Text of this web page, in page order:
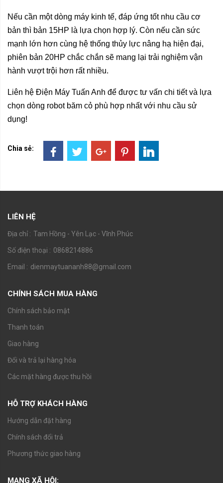
Nếu cần một dòng máy kinh tế, đáp ứng tốt nhu cầu cơ
bản thì bản 15HP là lựa chọn hợp lý. Còn nếu cần sức
mạnh lớn hơn cùng hệ thống thủy lực nâng hạ hiện đại,
phiên bản 20HP chắc chắn sẽ mang lại trải nghiệm vận
hành vượt trội hơn rất nhiều.
Liên hệ Điện Máy Tuấn Anh để được tư vấn chi tiết và lựa
chọn dòng robot băm cỏ phù hợp nhất với nhu cầu sử
dụng!
Chia sẻ:
LIÊN HỆ
Địa chỉ : Tam Hồng - Yên Lạc - Vĩnh Phúc
Số điện thoại : 0868214886
Email : dienmaytuananh88@gmail.com
CHÍNH SÁCH MUA HÀNG
Chính sách bảo mật
Thanh toán
Giao hàng
Đổi và trả lại hàng hóa
Các mặt hàng được thu hồi
HỖ TRỢ KHÁCH HÀNG
Hướng dẫn đặt hàng
Chính sách đổi trả
Phương thức giao hàng
MẠNG XÃ HỘI: